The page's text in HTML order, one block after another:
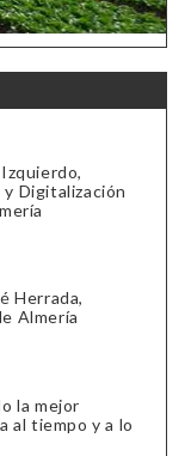
Digitalización
Herrada,
Almería
la mejor
al tiempo y a lo